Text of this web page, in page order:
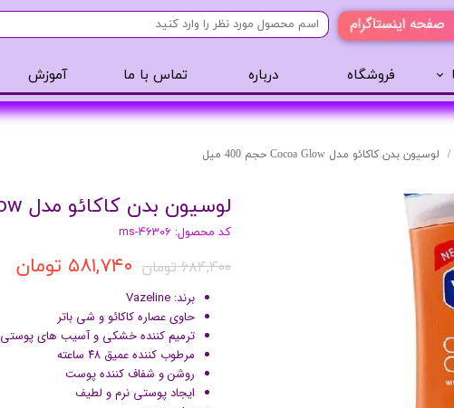
پنکک
تینت لب
رژ لب
ریمل
کرم پودر
لیپ گلاس
ریمل
خط چشم
سایه چشم
مراقبت مو
سایه ابرو
روغن مو
ژل مو
سرم مو
حالت دهنده مو
شامپو سر
عطر و ادکلن
فروشگاه درباره تماس با ما آموزش
لوسیون بدن کاکائو مدل Cocoa Glow حجم 400 میل
لوسیون بدن کاکائو مدل Cocoa Glow حجم 400 میل
کد محصول: ms-46306
۶۸۴,۴۰۰ تومان ۵۸۱,۷۴۰ تومان
برند: Vazeline
حاوی عصاره کاکائو و شی باتر
ترمیم کننده خشکی و آسیب های پوستی
مرطوب کننده عمیق ۴۸ ساعته
روشن و شفاف کننده پوست
ایجاد پوستی نرم و لطیف